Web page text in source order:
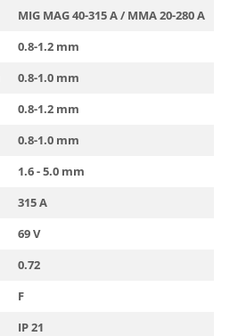
MIG MAG 40-315 A / MMA 20-280 A
0.8-1.2 mm
0.8-1.0 mm
0.8-1.2 mm
0.8-1.0 mm
1.6 - 5.0 mm
315 A
69 V
0.72
F
IP 21